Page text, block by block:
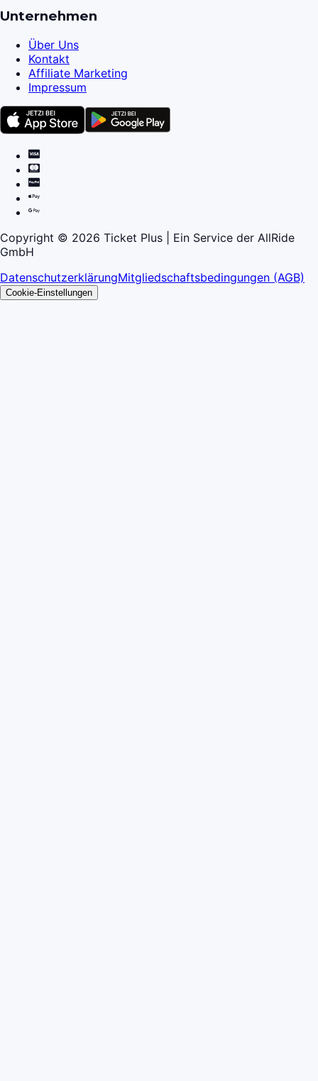
Unternehmen
Über Uns
Kontakt
Affiliate Marketing
Impressum
Copyright © 2026 Ticket Plus | Ein Service der AllRide
GmbH
DatenschutzerklärungMitgliedschaftsbedingungen (AGB)
Cookie-Einstellungen